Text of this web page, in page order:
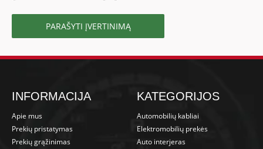
PARAŠYTI ĮVERTINIMĄ
INFORMACIJA
Apie mus
Prekių pristatymas
Prekių grąžinimas
KATEGORIJOS
Automobilių kabliai
Elektromobilių prekės
Auto interjeras